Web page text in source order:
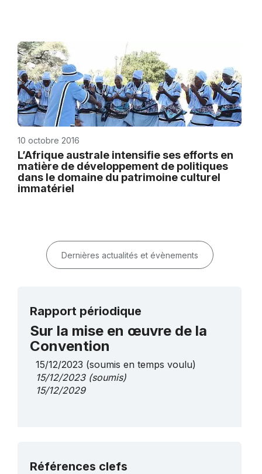
10 octobre 2016
L’Afrique australe intensifie ses efforts en
matière de développement de politiques
dans le domaine du patrimoine culturel
immatériel
Dernières actualités et évènements
Rapport périodique
Sur la mise en œuvre de la
Convention
15/12/2023 (soumis en temps voulu)
15/12/2023(soumis)
15/12/2029
Références clefs